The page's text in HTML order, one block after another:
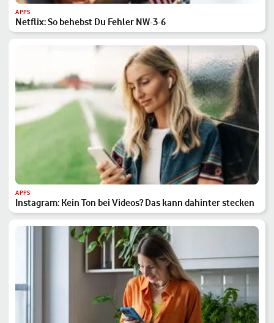
APPS
Netflix: So behebst Du Fehler NW-3-6
APPS
Instagram: Kein Ton bei Videos? Das kann dahinter stecken